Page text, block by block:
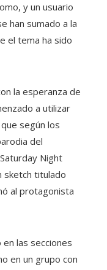
y un usuario
han sumado a la
el tema ha sido
la esperanza de
a utilizar
según los
del
Night
sketch titulado
al protagonista
en las secciones
en un grupo con